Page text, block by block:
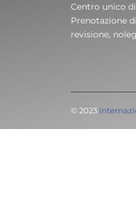
Centro unico
Prenotazione
revisione,
© 2023